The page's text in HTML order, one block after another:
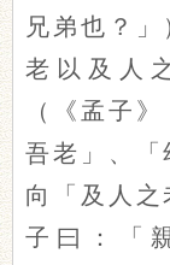
兄弟也？
老以及人
（《孟子
吾老」、「
向「及人
子曰：「